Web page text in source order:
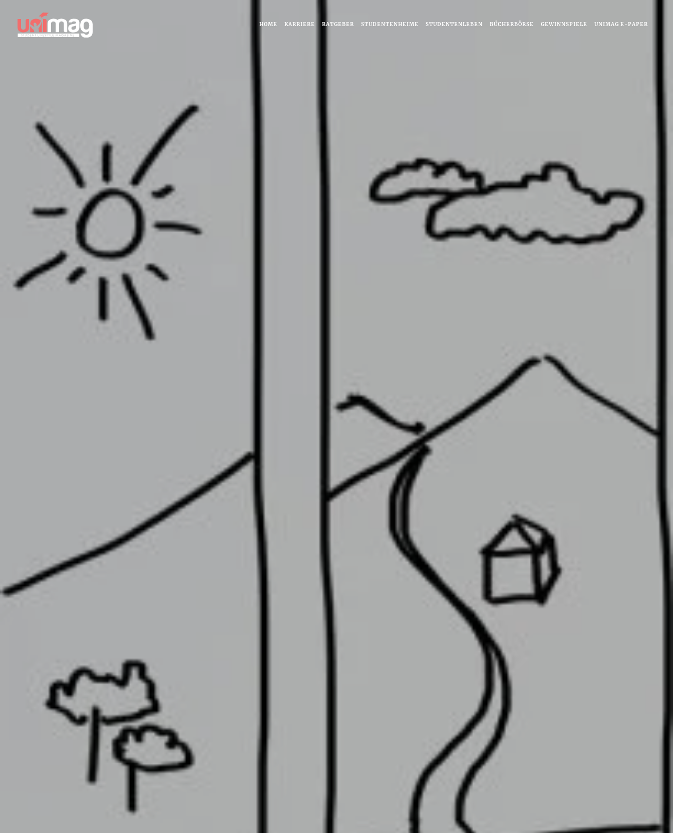
HOME KARRIERE RATGEBER STUDENTENHEIME STUDENTENLEBEN BÜCHERBÖRSE GEWINNSPIELE UNIMAG E-PAPER